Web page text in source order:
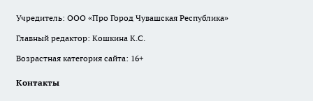
Учредитель: ООО «Про Город Чувашская Республика»
Главный редактор: Кошкина К.С.
Возрастная категория сайта: 16+
Контакты